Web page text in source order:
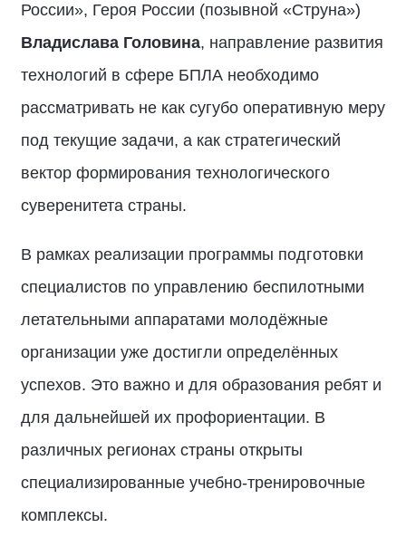
России», Героя России (позывной «Струна»)
Владислава Головина, направление развития
технологий в сфере БПЛА необходимо
рассматривать не как сугубо оперативную меру
под текущие задачи, а как стратегический
вектор формирования технологического
суверенитета страны.
В рамках реализации программы подготовки
специалистов по управлению беспилотными
летательными аппаратами молодёжные
организации уже достигли определённых
успехов. Это важно и для образования ребят и
для дальнейшей их профориентации. В
различных регионах страны открыты
специализированные учебно-тренировочные
комплексы.